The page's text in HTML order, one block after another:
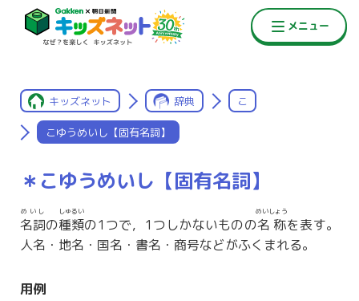
キッズネット 辞典 こ
こゆうめいし【固有名詞】
＊こゆうめいし【固有名詞】
名詞
めいし
の種類
しゅるい
の1つで，1つしかないものの名称
めいしょう
を表す。
人名・地名・国名・書名・商号などがふくまれる。
用例